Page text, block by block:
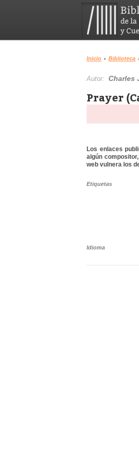
Inicio › Biblioteca ›
Autor:Charles
Prayer
Los enlaces
algún
web vulnera los
Etiquetas
Idioma